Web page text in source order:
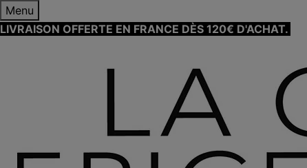
Menu
LIVRAISON OFFERTE EN FRANCE DÈS 120€ D'ACHAT.